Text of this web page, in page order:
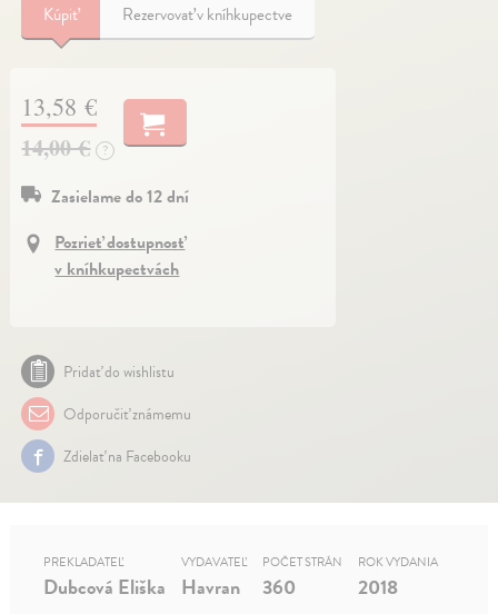
Kúpiť Rezervovať v kníhkupectve
13,58 €
14,00 €
?
Zasielame do 12 dní
Pozrieť dostupnosť
v kníhkupectvách
Pridať do wishlistu
Odporučiť známemu
Zdielať na Facebooku
PREKLADATEĽ
Dubcová Eliška
VYDAVATEĽ
Havran
POČET STRÁN
360
ROK VYDANIA
2018